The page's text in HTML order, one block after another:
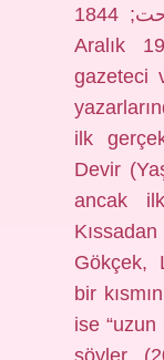
مدحت; 1844, Tophane, İstanbul – 28
Aralık
gazeteci
ilk
Devir
ancak
Gökçek,
bir
ise “uzun
söyler